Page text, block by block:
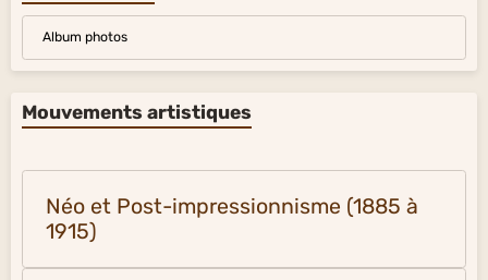
Album photos
Mouvements artistiques
Néo et Post-impressionnisme (1885 à
1915)